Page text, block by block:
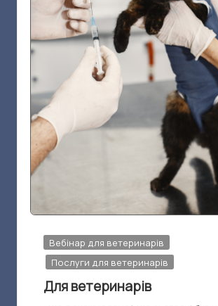
о
р
|
Н
е
я
Т
р
о
Опубліковано
у
Вебінар для ветеринарів
Послуги для ветеринарів
Для ветеринарів